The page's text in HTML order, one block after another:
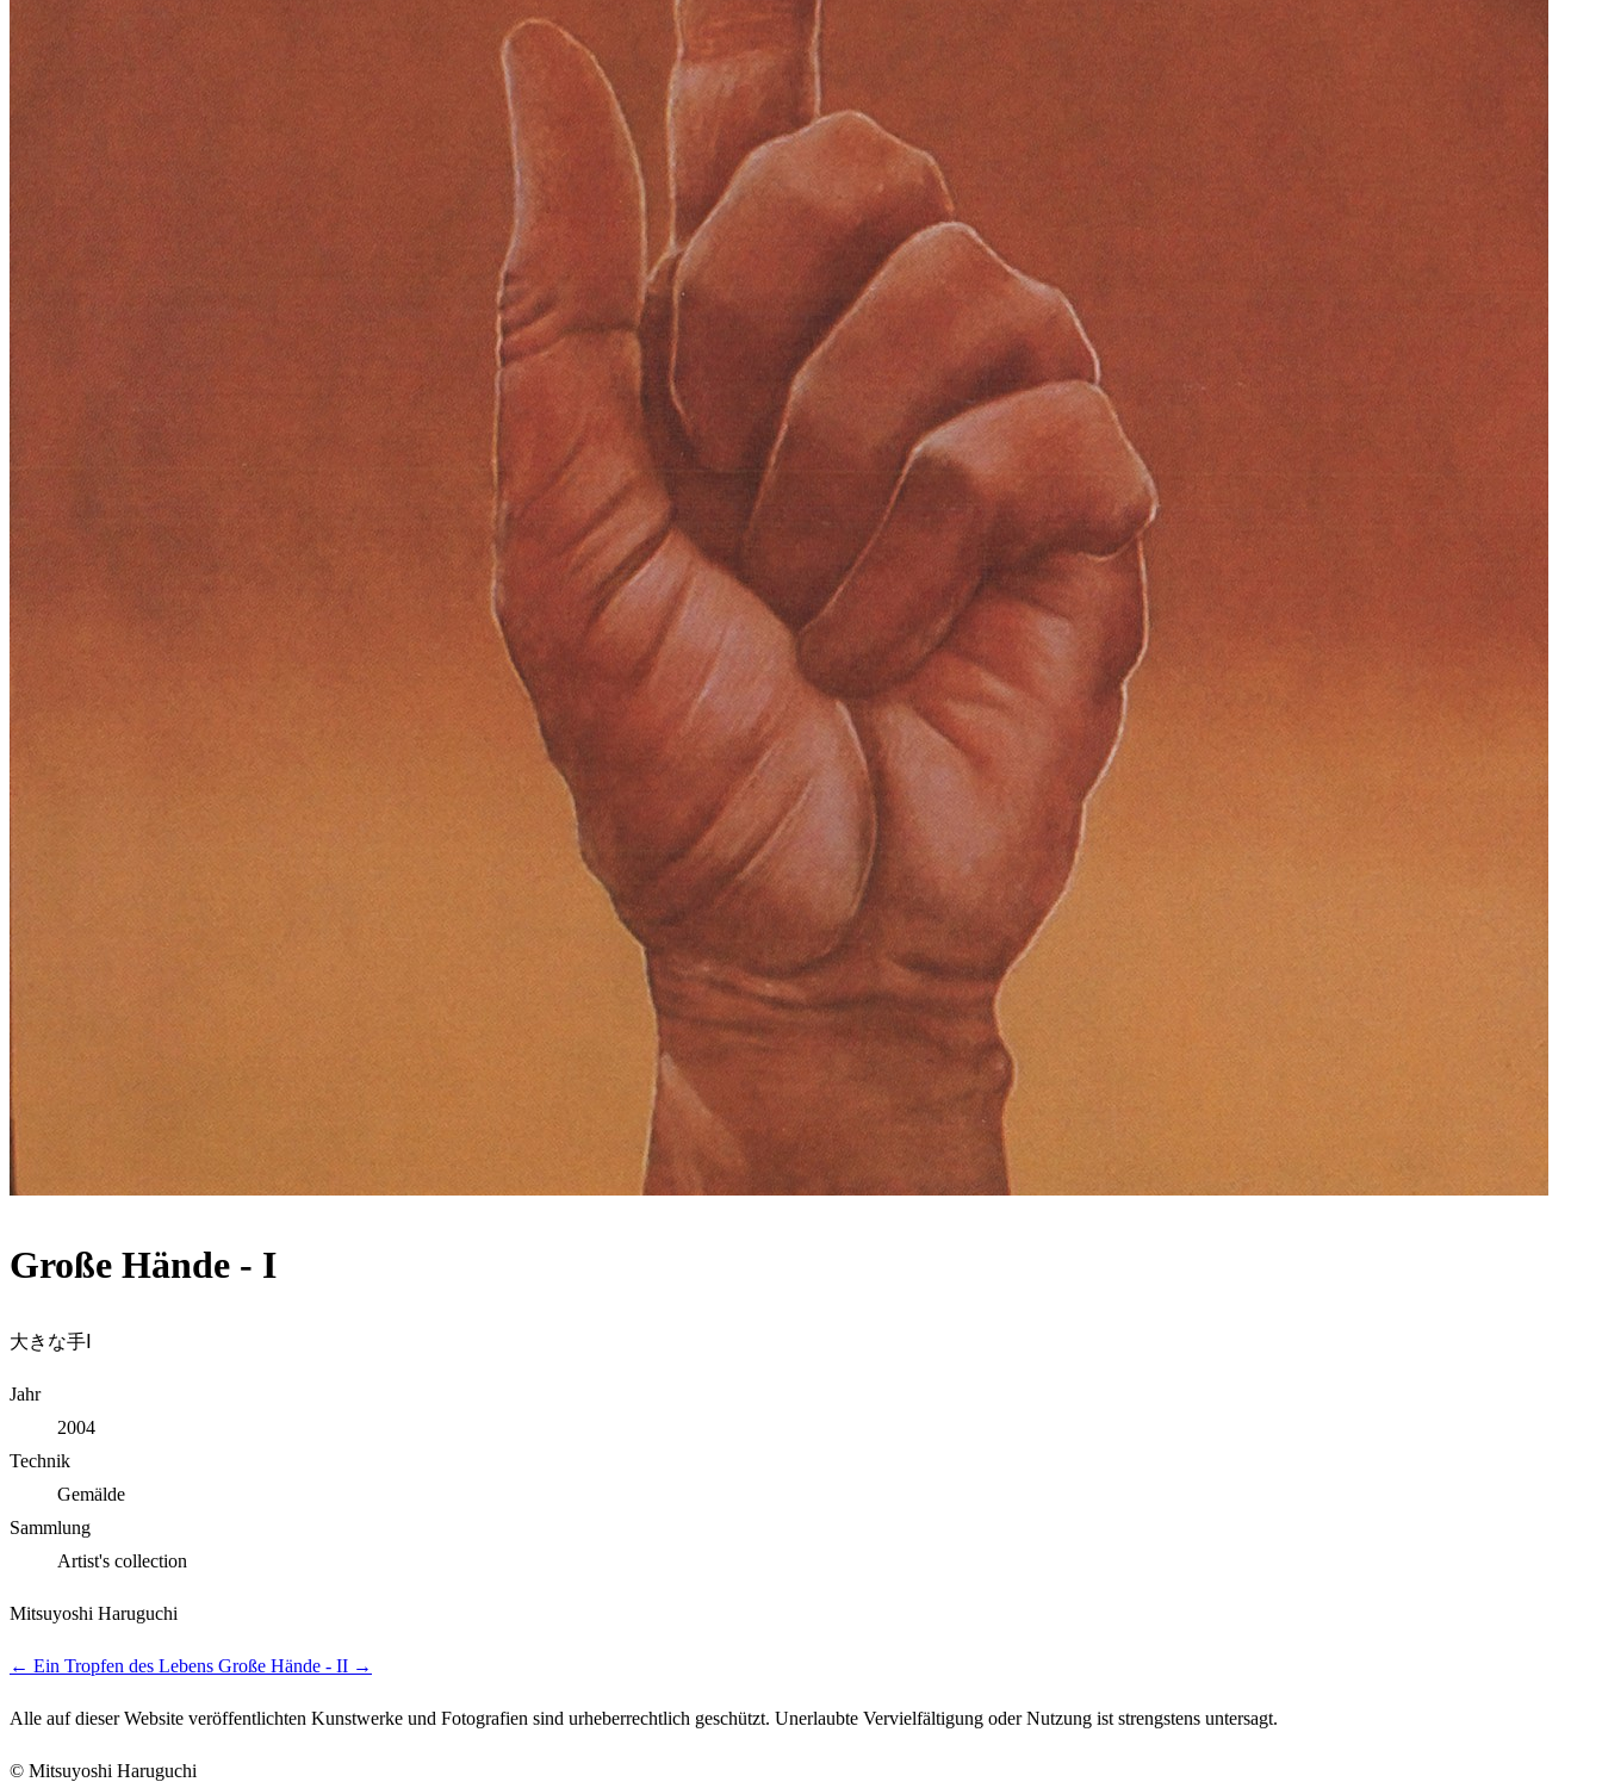
Große Hände - I
大きな手Ⅰ
Jahr
2004
Technik
Gemälde
Sammlung
Artist's collection
Mitsuyoshi Haruguchi
← Ein Tropfen des Lebens Große Hände - II →
Alle auf dieser Website veröffentlichten Kunstwerke und Fotografien sind urheberrechtlich geschützt. Unerlaubte Vervielfältigung oder Nutzung ist strengstens untersagt.
© Mitsuyoshi Haruguchi